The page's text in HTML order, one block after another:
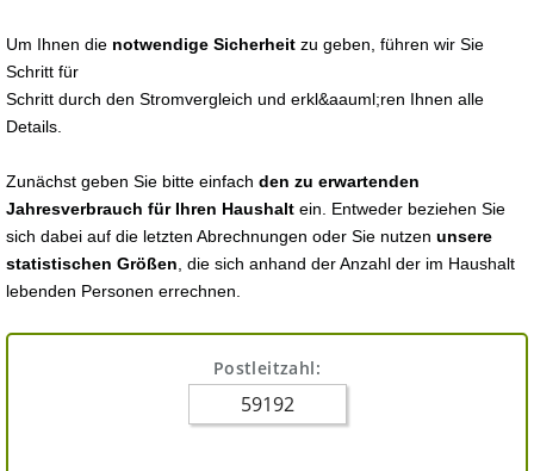
Um Ihnen die notwendige Sicherheit zu geben, führen wir Sie
Schritt für
Schritt durch den Stromvergleich und erkl&aauml;ren Ihnen alle
Details.
Zunächst geben Sie bitte einfach den zu erwartenden
Jahresverbrauch für Ihren Haushalt ein. Entweder beziehen Sie
sich dabei auf die letzten Abrechnungen oder Sie nutzen unsere
statistischen Größen , die sich anhand der Anzahl der im Haushalt
lebenden Personen errechnen.
Postleitzahl: